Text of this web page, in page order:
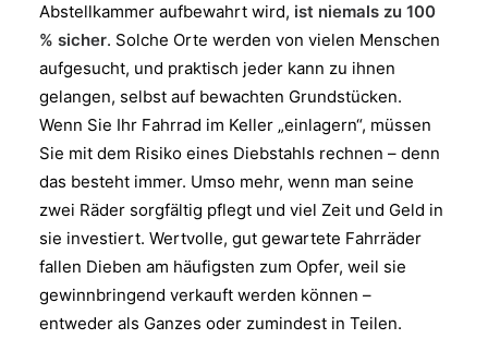
Abstellkammer aufbewahrt wird, ist niemals zu 100
% sicher. Solche Orte werden von vielen Menschen
aufgesucht, und praktisch jeder kann zu ihnen
gelangen, selbst auf bewachten Grundstücken.
Wenn Sie Ihr Fahrrad im Keller „einlagern“, müssen
Sie mit dem Risiko eines Diebstahls rechnen – denn
das besteht immer. Umso mehr, wenn man seine
zwei Räder sorgfältig pflegt und viel Zeit und Geld in
sie investiert. Wertvolle, gut gewartete Fahrräder
fallen Dieben am häufigsten zum Opfer, weil sie
gewinnbringend verkauft werden können –
entweder als Ganzes oder zumindest in Teilen.